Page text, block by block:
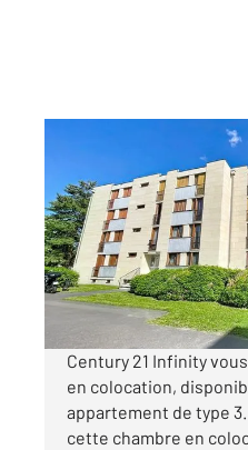
, 1 pièce
Ref : 18143
Appartement
450 €
par mois charges
Century 21 Infinity
en colocation,
appartement de type 3.
cette chambre en